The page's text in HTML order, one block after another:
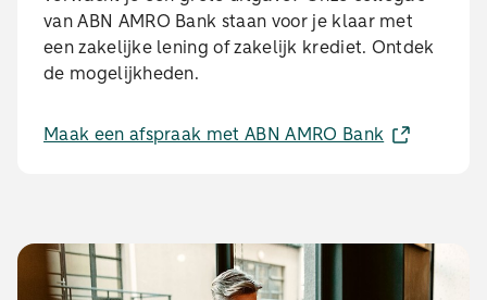
van ABN AMRO Bank staan voor je klaar met
een zakelijke lening of zakelijk krediet. Ontdek
de mogelijkheden.
Maak een afspraak met ABN AMRO Bank